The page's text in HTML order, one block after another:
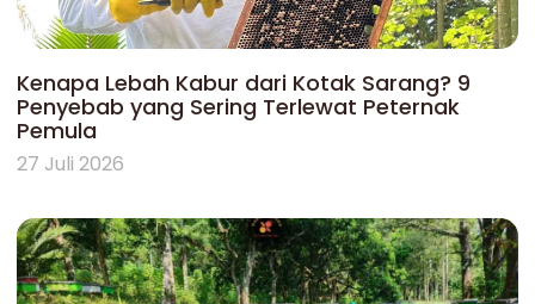
Kenapa Lebah Kabur dari Kotak Sarang? 9
Penyebab yang Sering Terlewat Peternak
Pemula
27 Juli 2026